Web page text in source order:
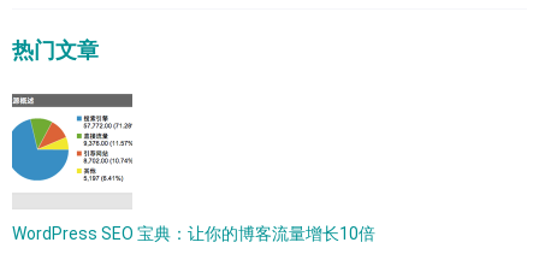
热门文章
WordPress SEO 宝典：让你的博客流量增长10倍